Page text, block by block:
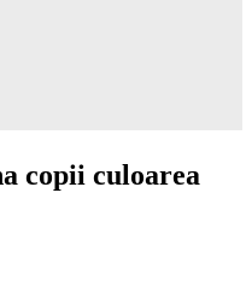
copii culoarea